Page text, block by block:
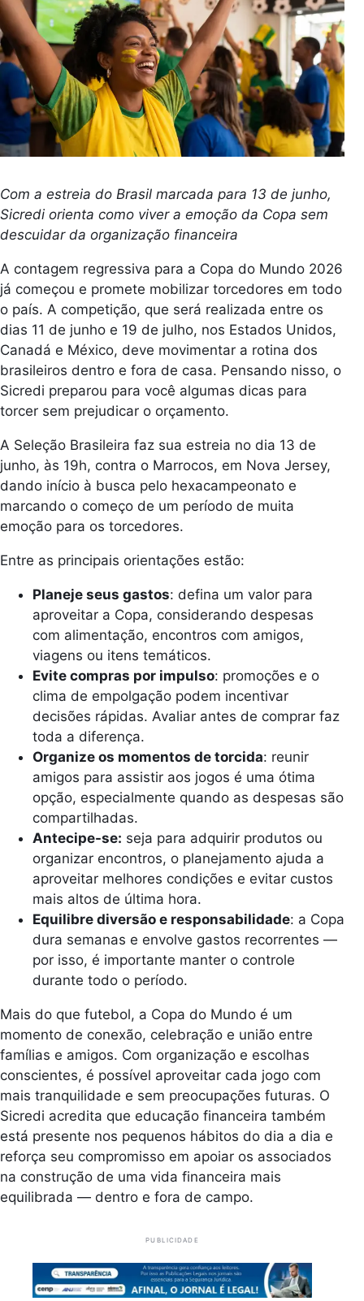
Com a estreia do Brasil marcada para 13 de junho,
Sicredi orienta como viver a emoção da Copa sem
descuidar da organização financeira
A contagem regressiva para a Copa do Mundo 2026
já começou e promete mobilizar torcedores em todo
o país. A competição, que será realizada entre os
dias 11 de junho e 19 de julho, nos Estados Unidos,
Canadá e México, deve movimentar a rotina dos
brasileiros dentro e fora de casa. Pensando nisso, o
Sicredi preparou para você algumas dicas para
torcer sem prejudicar o orçamento.
A Seleção Brasileira faz sua estreia no dia 13 de
junho, às 19h, contra o Marrocos, em Nova Jersey,
dando início à busca pelo hexacampeonato e
marcando o começo de um período de muita
emoção para os torcedores.
Entre as principais orientações estão:
Planeje seus gastos: defina um valor para
aproveitar a Copa, considerando despesas
com alimentação, encontros com amigos,
viagens ou itens temáticos.
Evite compras por impulso: promoções e o
clima de empolgação podem incentivar
decisões rápidas. Avaliar antes de comprar faz
toda a diferença.
Organize os momentos de torcida: reunir
amigos para assistir aos jogos é uma ótima
opção, especialmente quando as despesas são
compartilhadas.
Antecipe-se: seja para adquirir produtos ou
organizar encontros, o planejamento ajuda a
aproveitar melhores condições e evitar custos
mais altos de última hora.
Equilibre diversão e responsabilidade: a Copa
dura semanas e envolve gastos recorrentes —
por isso, é importante manter o controle
durante todo o período.
Mais do que futebol, a Copa do Mundo é um
momento de conexão, celebração e união entre
famílias e amigos. Com organização e escolhas
conscientes, é possível aproveitar cada jogo com
mais tranquilidade e sem preocupações futuras. O
Sicredi acredita que educação financeira também
está presente nos pequenos hábitos do dia a dia e
reforça seu compromisso em apoiar os associados
na construção de uma vida financeira mais
equilibrada — dentro e fora de campo.
PUBLICIDADE